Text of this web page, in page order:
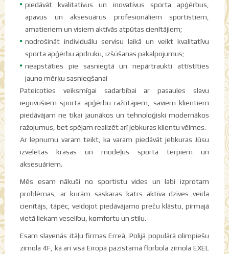
piedāvāt kvalitatīvus un inovatīvus sporta apģērbus,
apavus un aksesuārus profesionāliem sportistiem,
amatieriem un visiem aktīvās atpūtas cienītājiem;
nodrošināt individuālu servisu laikā un veikt kvalitatīvu
sporta apģērbu apdruku, izšūšanas pakalpojumus;
neapstāties pie sasniegtā un nepārtraukti attīstīties
jauno mērķu sasniegšanai
Pateicoties veiksmīgai sadarbībai ar pasaules slavu
ieguvušiem sporta apģērbu ražotājiem, saviem klientiem
piedāvājam ne tikai jaunākos un tehnoloģiski modernākos
ražojumus, bet spējam realizēt arī jebkuras klientu vēlmes.
Ar lepnumu varam teikt, ka varam piedāvāt jebkuras Jūsu
izvēlētās krāsas un modeļus sporta tērpiem un
aksesuāriem.
Mēs esam nākuši no sportistu vides un labi izprotam
problēmas, ar kurām saskaras katrs aktīva dzīves veida
cienītājs, tāpēc, veidojot piedāvājamo preču klāstu, pirmajā
vietā liekam veselību, komfortu un stilu.
Esam slavenās itāļu firmas Erreà, Polijā populārā olimpiešu
zīmola 4F, kā arī visā Eiropā pazīstamā florbola zīmola EXEL